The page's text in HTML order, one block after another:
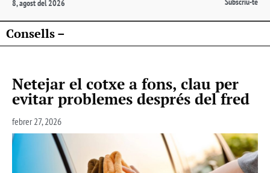
8, agost del 2026
Consells –
Netejar el cotxe a fons, clau per
evitar problemes després del fred
febrer 27, 2026